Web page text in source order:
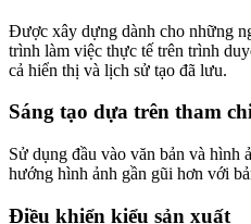
Được xây dựng dành cho những
trình làm việc thực tế trên trình
cả hiển thị và lịch sử tạo đã lưu.
Sáng tạo dựa trên tham
Sử dụng đầu vào văn bản và hình
hướng hình ảnh gần gũi hơn với
Điều khiển kiểu sản xuất